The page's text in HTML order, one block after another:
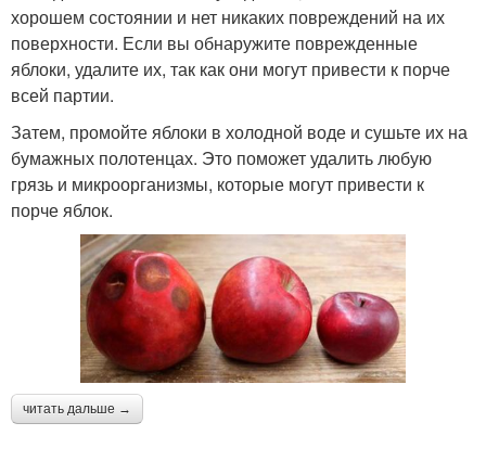
хорошем состоянии и нет никаких повреждений на их
поверхности. Если вы обнаружите поврежденные
яблоки, удалите их, так как они могут привести к порче
всей партии.
Затем, промойте яблоки в холодной воде и сушьте их на
бумажных полотенцах. Это поможет удалить любую
грязь и микроорганизмы, которые могут привести к
порче яблок.
читать дальше →